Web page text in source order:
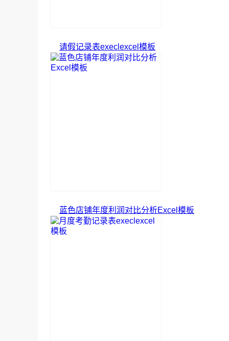
请假记录表execlexcel模板
蓝色店铺年度利润对比分析Excel模板